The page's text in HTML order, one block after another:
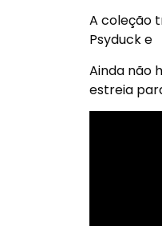
A coleção
Psyduck e
Ainda não
estreia